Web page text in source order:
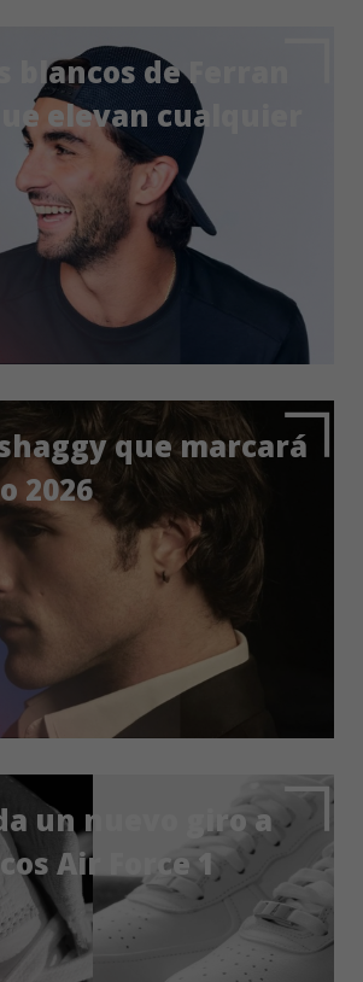
blancos de Ferran
elevan cualquier
que marcará
2026
un nuevo giro a
Air Force 1